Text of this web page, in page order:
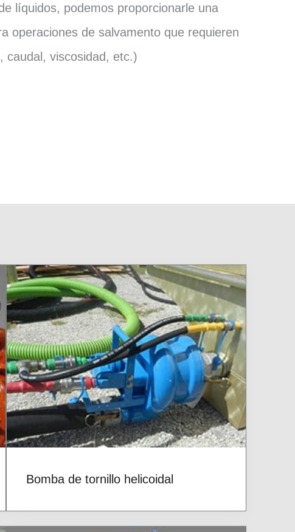
líquidos, podemos proporcionarle una
operaciones de salvamento que requieren
caudal, viscosidad, etc.)
Bomba de tornillo helicoidal